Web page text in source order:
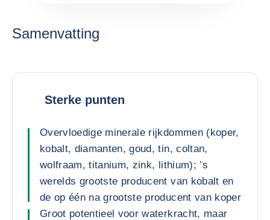
Samenvatting
Sterke punten
Overvloedige minerale rijkdommen (koper,
kobalt, diamanten, goud, tin, coltan,
wolfraam, titanium, zink, lithium); ’s
werelds grootste producent van kobalt en
de op één na grootste producent van koper
Groot potentieel voor waterkracht, maar